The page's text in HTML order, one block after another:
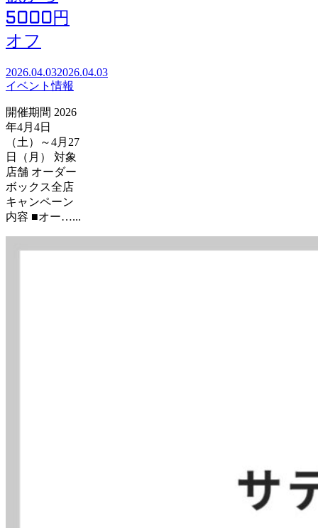
5000円
オフ
2026.04.032026.04.03
イベント情報
開催期間 2026
年4月4日
（土）～4月27
日（月） 対象
店舗 オーダー
ボックス全店
キャンペーン
内容 ■オー…...